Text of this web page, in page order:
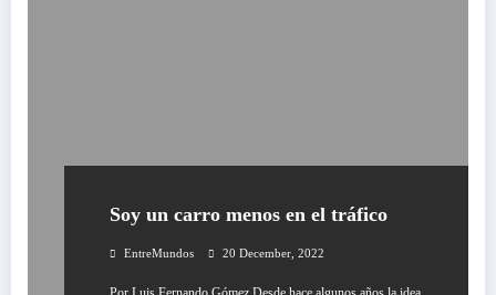
Soy un carro menos en el tráfico
EntreMundos 20 December, 2022